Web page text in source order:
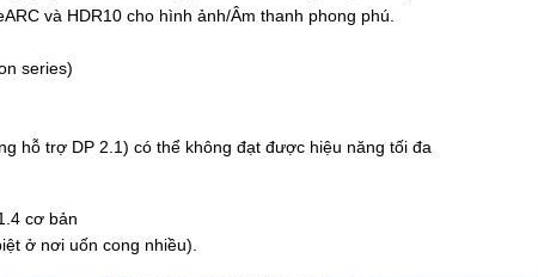
và HDR10 cho hình ảnh/Âm thanh phong phú.
series)
hỗ trợ DP 2.1) có thể không đạt được hiệu năng tối đa
cơ bản
ở nơi uốn cong nhiều).